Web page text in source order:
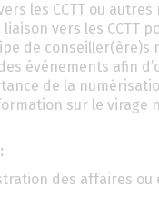
les CCTT ou
vers les CCTT
de
événements afin
de la
sur le virage
des affaires